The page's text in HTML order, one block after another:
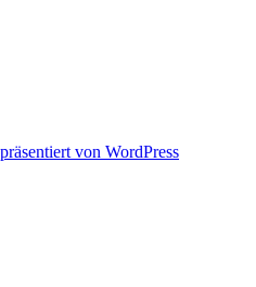
von WordPress